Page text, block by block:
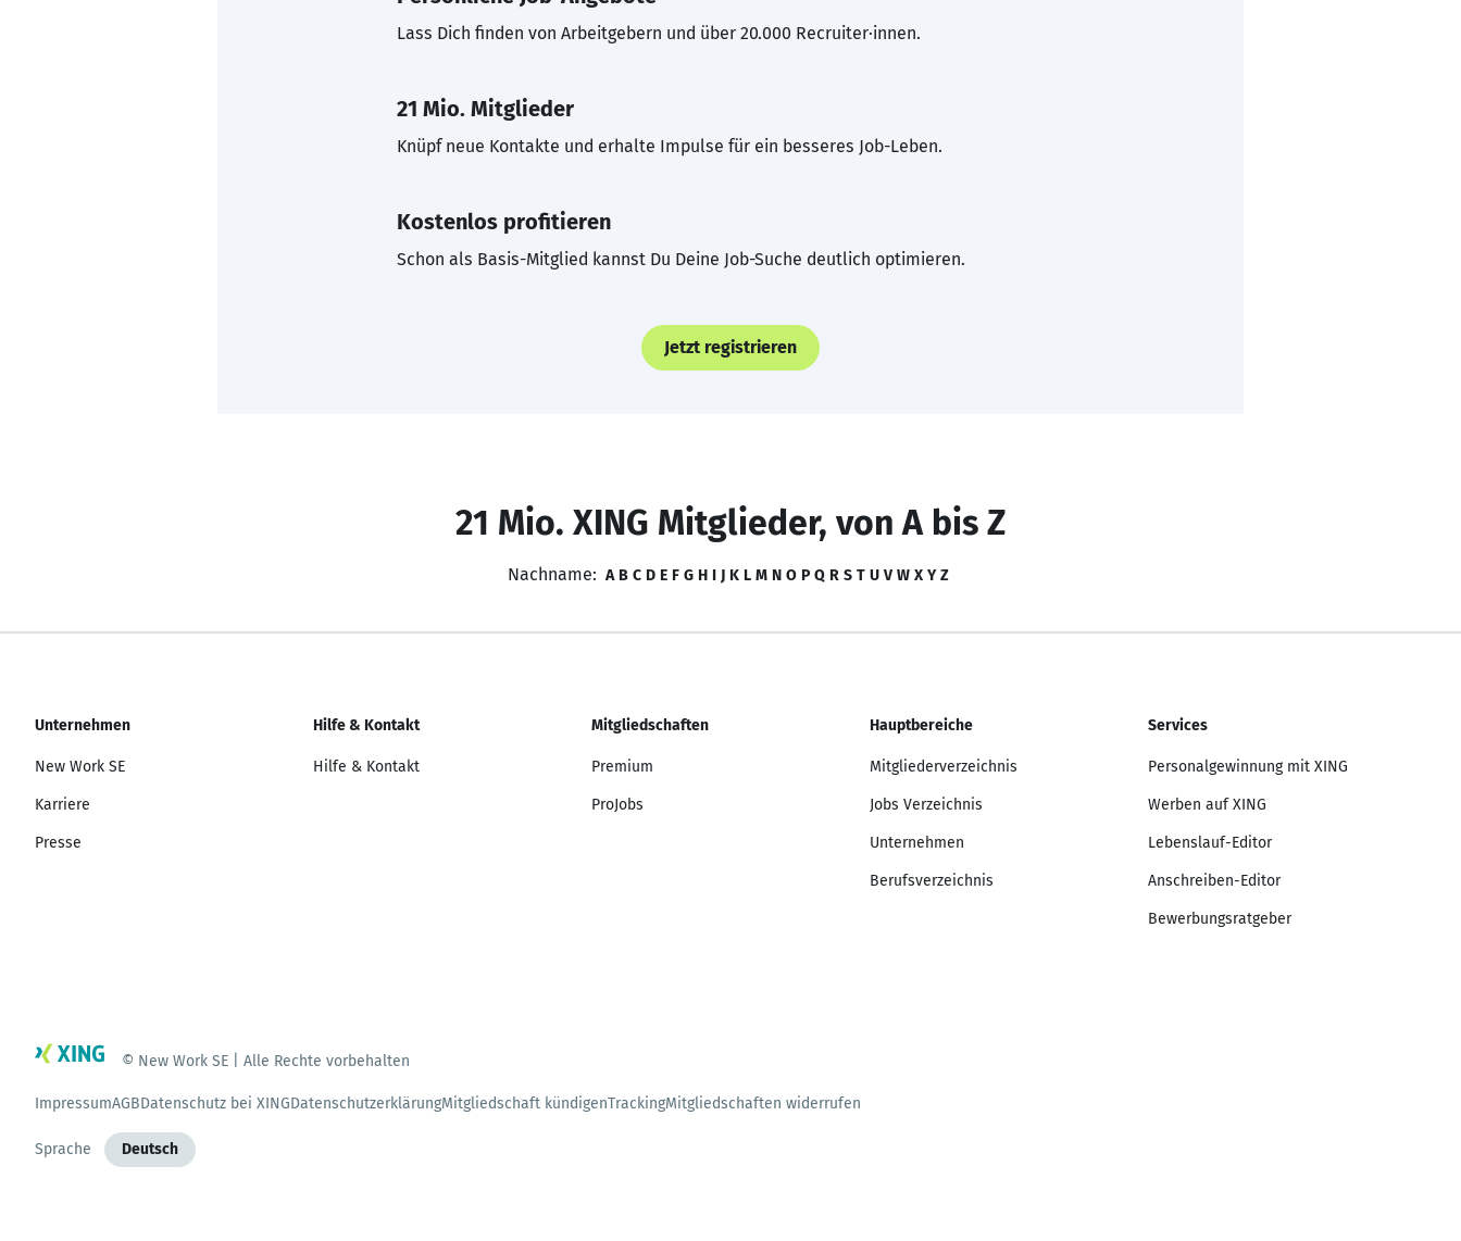
Lass Dich finden von Arbeitgebern und über 20.000 Recruiter·innen.
21 Mio. Mitglieder
Knüpf neue Kontakte und erhalte Impulse für ein besseres Job-Leben.
Kostenlos profitieren
Schon als Basis-Mitglied kannst Du Deine Job-Suche deutlich optimieren.
Jetzt registrieren
21 Mio. XING Mitglieder, von A bis Z
Nachname: A B C D E F G H I J K L M N O P Q R S T U V W X Y Z
Unternehmen
New Work SE
Karriere
Presse
Hilfe & Kontakt
Hilfe & Kontakt
Mitgliedschaften
Premium
ProJobs
Hauptbereiche
Mitgliederverzeichnis
Jobs Verzeichnis
Unternehmen
Berufsverzeichnis
Services
Personalgewinnung mit XING
Werben auf XING
Lebenslauf-Editor
Anschreiben-Editor
Bewerbungsratgeber
© New Work SE | Alle Rechte vorbehalten
ImpressumAGBDatenschutz bei XINGDatenschutzerklärungMitgliedschaft kündigenTrackingMitgliedschaften widerrufen
Sprache Deutsch